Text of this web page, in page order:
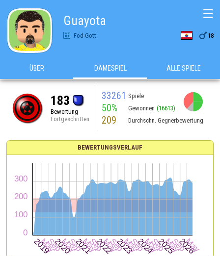
Guayota
Fod-Gott 18
☰
ÜBER DAMESPIEL ALLE SPIELE
183
Bewertung
Fortgeschritten
33261 Spiele
50% Gewonnen (16613)
209 Durchschn. Gegnerbewertung
BEWERTUNGSVERLAUF